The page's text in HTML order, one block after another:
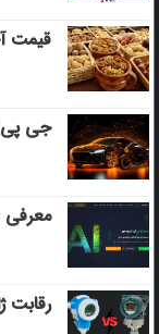
قیمت
جی پی
معرفی
رقابت